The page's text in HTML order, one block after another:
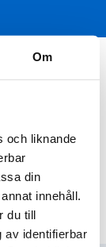
Om
och liknande
din
innehåll.
du till
av identifierbar